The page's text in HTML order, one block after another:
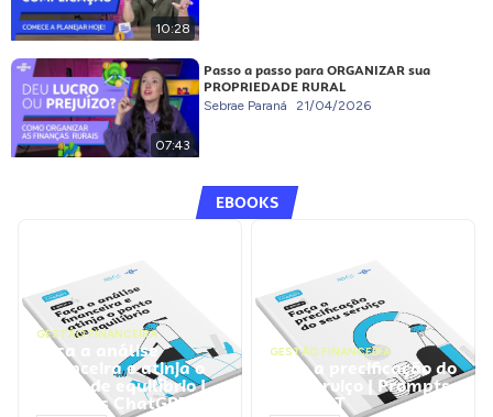
10:28
07:43
Passo a passo para ORGANIZAR sua
PROPRIEDADE RURAL
Sebrae Paraná 21/04/2026
EBOOKS
GESTÃO FINANCEIRA
Faça a análise
financeira e atinja o
ponto de equilíbrio |
Prompts ChatGPT
GESTÃO FINANCEIRA
Faça a precificação do
seu serviço | Prompts
ChatGPT